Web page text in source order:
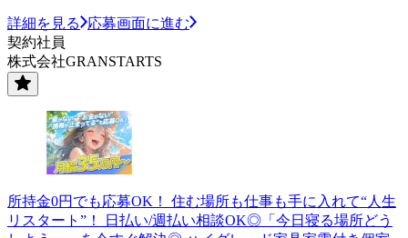
詳細を見る
応募画面に進む
契約社員
株式会社GRANSTARTS
所持金0円でも応募OK！ 住む場所も仕事も手に入れて“人生
リスタート”！ 日払い/週払い相談OK◎「今日寝る場所どう